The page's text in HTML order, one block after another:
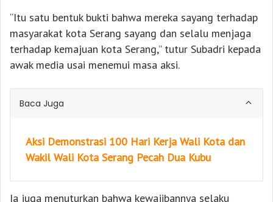
“Itu satu bentuk bukti bahwa mereka sayang terhadap
masyarakat kota Serang sayang dan selalu menjaga
terhadap kemajuan kota Serang,” tutur Subadri kepada
awak media usai menemui masa aksi.
Baca Juga
Aksi Demonstrasi 100 Hari Kerja Wali Kota dan
Wakil Wali Kota Serang Pecah Dua Kubu
Ia juga menuturkan bahwa kewajibannya selaku